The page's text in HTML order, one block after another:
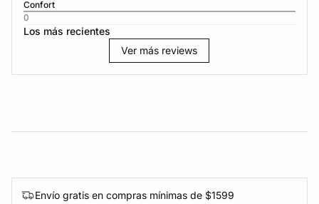
Confort
0
Los más recientes
Ver más reviews
Envío gratis en compras mínimas de $1599